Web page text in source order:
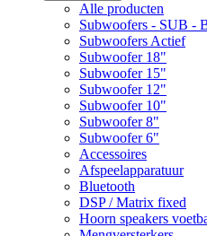
Alle producten
Subwoofers - SUB -
Subwoofers Actief
Subwoofer 18"
Subwoofer 15"
Subwoofer 12"
Subwoofer 10"
Subwoofer 8"
Subwoofer 6"
Accessoires
Afspeelapparatuur
Bluetooth
DSP / Matrix fixed
Hoorn speakers